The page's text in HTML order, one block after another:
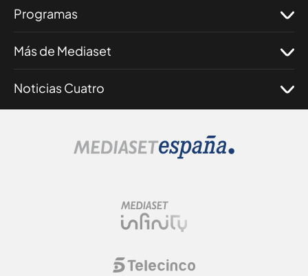
Programas
Más de Mediaset
Noticias Cuatro